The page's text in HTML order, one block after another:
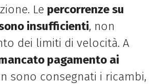
Le percorrenze su
insufficienti, non
dei limiti di velocità. A
pagamento ai
sono consegnati i ricambi,